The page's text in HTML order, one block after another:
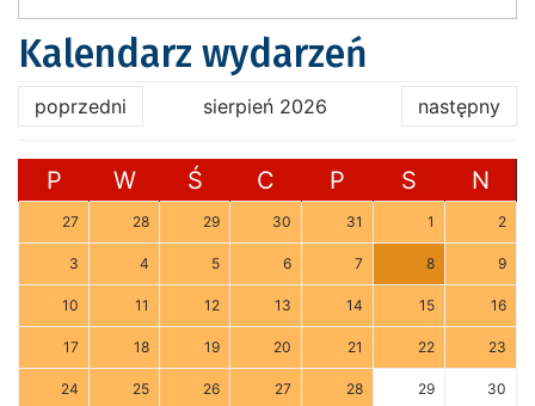
Kalendarz wydarzeń
poprzedni sierpień 2026 następny
P W Ś C P S N
27 28 29 30 31 1 2
3 4 5 6 7 8 9
10 11 12 13 14 15 16
17 18 19 20 21 22 23
24 25 26 27 28 29 30